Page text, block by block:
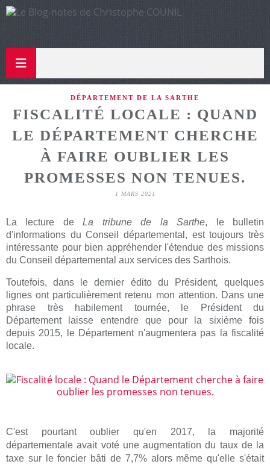
DÉPARTEMENT DE LA SARTHE
FISCALITÉ LOCALE : QUAND
LE DÉPARTEMENT CHERCHE
À FAIRE OUBLIER LES
PROMESSES NON TENUES.
1 MARS 2021
La lecture deLa tribune de la Sarthe, le bulletin
d'informations du Conseil départemental, est toujours très
intéressante pour bien appréhender l'étendue des missions
du Conseil départemental aux services des Sarthois.
Toutefois, dans le dernier édito du Président, quelques
lignes ont particulièrement retenu mon attention. Dans une
phrase très habilement tournée, le Président du
Département laisse entendre que pour la sixième fois
depuis 2015, le Département n'augmentera pas la fiscalité
locale.
C'est pourtant oublier qu'en 2017, la majorité
départementale avait voté une augmentation du taux de la
taxe sur le foncier bâti de 7,7% alors même qu'elle s'était